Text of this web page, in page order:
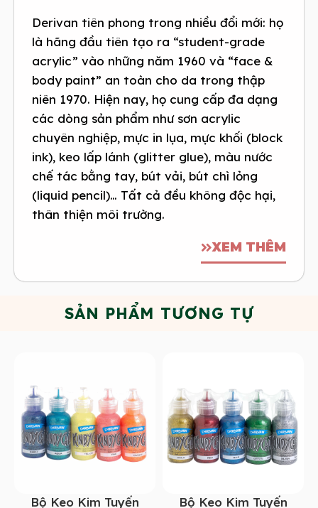
Derivan tiên phong trong nhiều đổi mới: họ
là hãng đầu tiên tạo ra “student-grade
acrylic” vào những năm 1960 và “face &
body paint” an toàn cho da trong thập
niên 1970. Hiện nay, họ cung cấp đa dạng
các dòng sản phẩm như sơn acrylic
chuyên nghiệp, mực in lụa, mực khối (block
ink), keo lấp lánh (glitter glue), màu nước
chế tác bằng tay, bút vải, bút chì lỏng
(liquid pencil)… Tất cả đều không độc hại,
thân thiện môi trường.
XEM THÊM
SẢN PHẨM TƯƠNG TỰ
Bộ Keo Kim Tuyến
Bộ Keo Kim Tuyến